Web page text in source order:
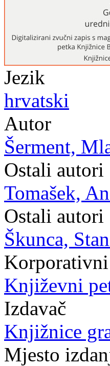
Jezik
hrvatski
Autor
Šerment,
Ostali autori
Tomašek,
Ostali autori
Škunca,
Književni
Izdavač
Knjižnice
Mjesto